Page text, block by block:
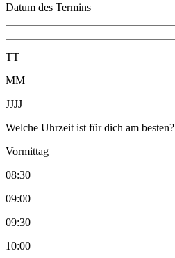
Datum des Termins
TT
MM
JJJJ
Welche Uhrzeit ist für dich am besten?
Vormittag
08:30
09:00
09:30
10:00